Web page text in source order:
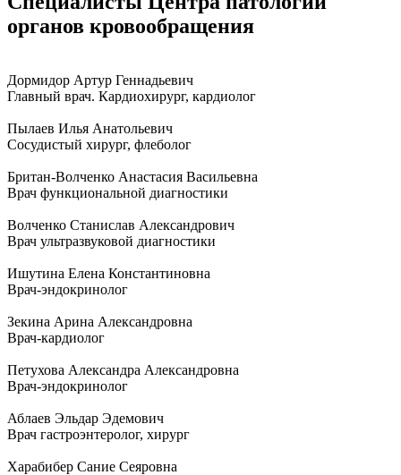
органов кровообращения
Дормидор Артур Геннадьевич
Главный врач. Кардиохирург, кардиолог
Пылаев Илья Анатольевич
Сосудистый хирург, флеболог
Британ-Волченко Анастасия Васильевна
Врач функциональной диагностики
Волченко Станислав Александрович
Врач ультразвуковой диагностики
Ишутина Елена Константиновна
Врач-эндокринолог
Зекина Арина Александровна
Врач-кардиолог
Петухова Александра Александровна
Врач-эндокринолог
Аблаев Эльдар Эдемович
Врач гастроэнтеролог, хирург
Харабибер Сание Сеяровна